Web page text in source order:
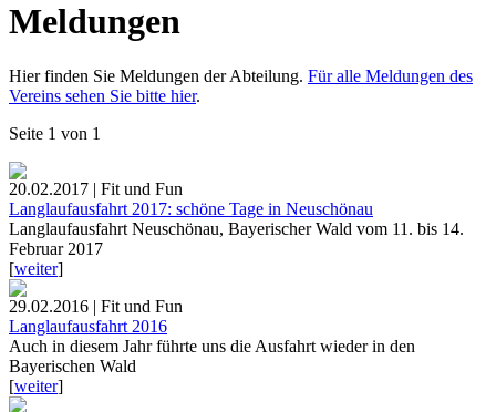
Meldungen
Hier finden Sie Meldungen der Abteilung. Für alle Meldungen des
Vereins sehen Sie bitte hier.
Seite 1 von 1
20.02.2017 | Fit und Fun
Langlaufausfahrt 2017: schöne Tage in Neuschönau
Langlaufausfahrt Neuschönau, Bayerischer Wald vom 11. bis 14.
Februar 2017
[weiter]
29.02.2016 | Fit und Fun
Langlaufausfahrt 2016
Auch in diesem Jahr führte uns die Ausfahrt wieder in den
Bayerischen Wald
[weiter]